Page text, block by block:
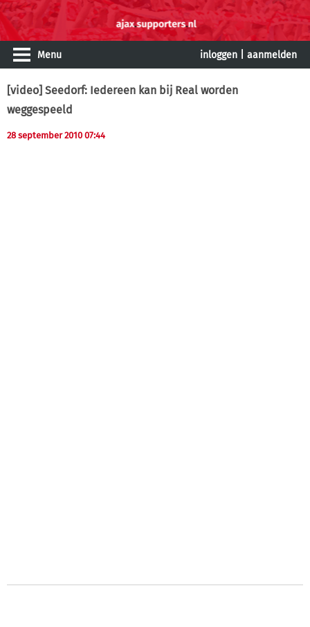
Menu inloggen aanmelden
[video] Seedorf: Iedereen kan bij Real worden
weggespeeld
28 september 2010 07:44